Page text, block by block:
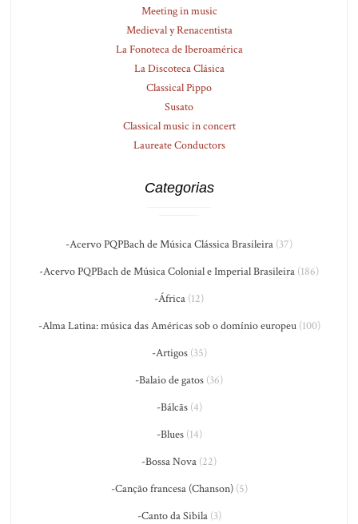
Meeting in music
Medieval y Renacentista
La Fonoteca de Iberoamérica
La Discoteca Clásica
Classical Pippo
Susato
Classical music in concert
Laureate Conductors
Categorias
-Acervo PQPBach de Música Clássica Brasileira (37)
-Acervo PQPBach de Música Colonial e Imperial Brasileira (186)
-África (12)
-Alma Latina: música das Américas sob o domínio europeu(100)
-Artigos(35)
-Balaio de gatos (36)
-Bálcãs(4)
-Blues(14)
-Bossa Nova (22)
-Canção francesa (Chanson)(5)
-Canto da Sibila(3)